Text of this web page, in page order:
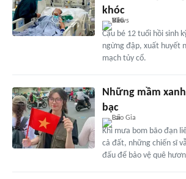
khóc
Cậu bé 12 tuổi hồi sinh
ngừng đập, xuất huyết
mạch tủy cổ.
Những mầm
bạc
Khi mưa bom bão đạn
cả đất, những chiến sĩ
đấu để bảo vệ quê